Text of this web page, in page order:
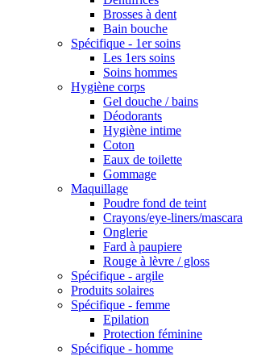
Brosses à dent
Bain bouche
Spécifique - 1er soins
Les 1ers soins
Soins hommes
Hygiène corps
Gel douche / bains
Déodorants
Hygiène intime
Coton
Eaux de toilette
Gommage
Maquillage
Poudre fond de teint
Crayons/eye-liners/mascara
Onglerie
Fard à paupiere
Rouge à lèvre / gloss
Spécifique - argile
Produits solaires
Spécifique - femme
Epilation
Protection féminine
Spécifique - homme